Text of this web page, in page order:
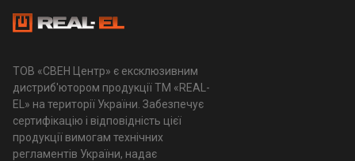
ТОВ «СВЕН Центр» є ексклюзивним
дистриб'ютором продукції ТМ «REAL-
EL» на території України. Забезпечує
сертифікацію і відповідність цієї
продукції вимогам технічних
регламентів України, надає